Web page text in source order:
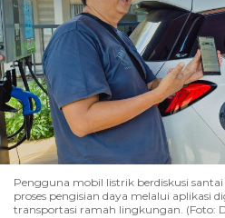
Pengguna mobil listrik berdiskusi
proses pengisian daya melalui aplikasi
transportasi ramah lingkungan. (Foto: